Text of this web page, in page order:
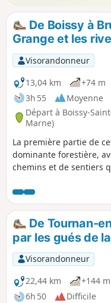
De Boissy à
Grange et les
Visorandonneur
13,04 km
+74 m
3h 55
Moyenne
Départ à Boissy-
Marne)
La première partie de
dominante forestière,
chemins et de sentiers
ses bras et ses affluents.
De Tournan-
par les gués de
Visorandonneur
22,44 km
+144 m
6h 50
Difficile